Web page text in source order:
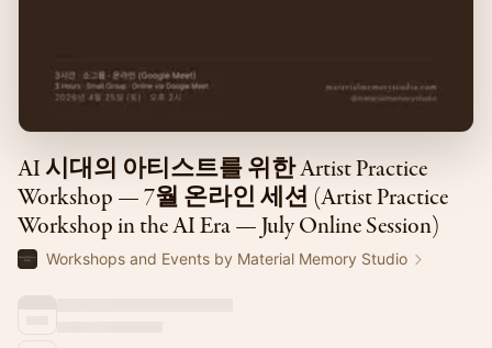
AI 시대의 아티스트를 위한 Artist Practice
Workshop — 7월 온라인 세션 (Artist Practice
Workshop in the AI Era — July Online Session)
Workshops and Events by Material Memory Studio